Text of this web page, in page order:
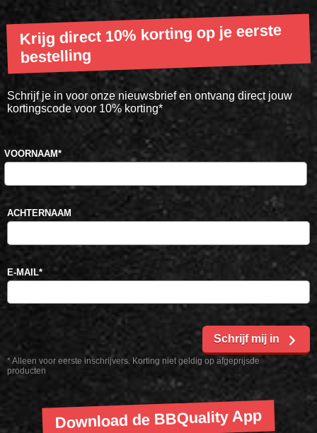
Krijg direct 10% korting op je eerste
bestelling
Schrijf je in voor onze nieuwsbrief en ontvang direct jouw
kortingscode voor 10% korting*
* Alleen voor eerste inschrijvers. Korting niet geldig op afgeprijsde
producten
VOORNAAM*
ACHTERNAAM
E-MAIL*
Schrijf mij in
Download de BBQuality App